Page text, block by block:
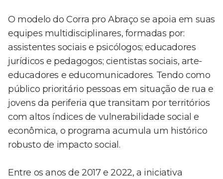
O modelo do Corra pro Abraço se apoia em suas
equipes multidisciplinares, formadas por:
assistentes sociais e psicólogos; educadores
jurídicos e pedagogos; cientistas sociais, arte-
educadores e educomunicadores. Tendo como
público prioritário pessoas em situação de rua e
jovens da periferia que transitam por territórios
com altos índices de vulnerabilidade social e
econômica, o programa acumula um histórico
robusto de impacto social.
Entre os anos de 2017 e 2022, a iniciativa